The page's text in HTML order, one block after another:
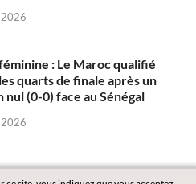
: Le Maroc qualifié
quarts de finale après un
nul (0-0) face au Sénégal